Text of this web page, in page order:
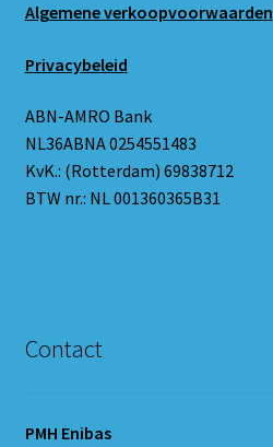
Algemene verkoopvoorwaarden
Privacybeleid
ABN-AMRO Bank
NL36ABNA 0254551483
KvK.: (Rotterdam) 69838712
BTW nr.: NL 001360365B31
Contact
PMH Enibas